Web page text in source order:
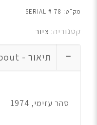
מק"ט: 78
קטגוריה: ציור
תיאור - About
סהר עזימי, 1974